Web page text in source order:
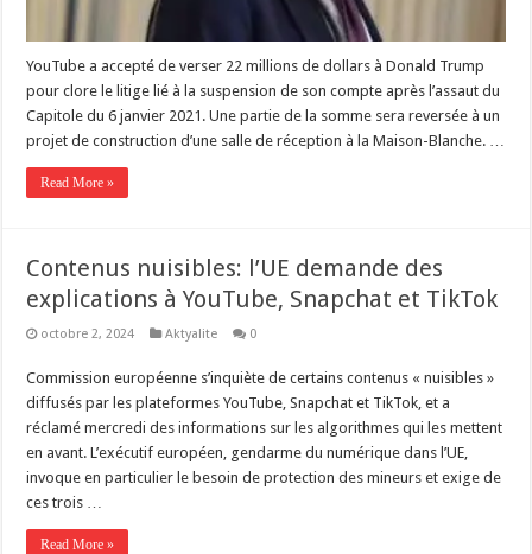
YouTube a accepté de verser 22 millions de dollars à Donald Trump
pour clore le litige lié à la suspension de son compte après l’assaut du
Capitole du 6 janvier 2021. Une partie de la somme sera reversée à un
projet de construction d’une salle de réception à la Maison-Blanche. …
Read More »
Contenus nuisibles: l’UE demande des
explications à YouTube, Snapchat et TikTok
octobre 2, 2024 Aktyalite 0
Commission européenne s’inquiète de certains contenus « nuisibles »
diffusés par les plateformes YouTube, Snapchat et TikTok, et a
réclamé mercredi des informations sur les algorithmes qui les mettent
en avant. L’exécutif européen, gendarme du numérique dans l’UE,
invoque en particulier le besoin de protection des mineurs et exige de
ces trois …
Read More »